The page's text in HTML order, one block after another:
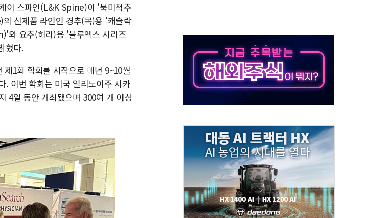
[코인시황] 비트코인 6만4000달러대 횡보…고래·ETF 매수에도 고유가·금리·입법 지연 '삼중 부담'
[베트남 증시] 유동성 부진 지속, 강보합 마감...석유·가스주 올랐지만 빈그룹이 상쇄
'찜통더위'에 전력수요 역대 최고치 경신…한낮 총수요 104.3GW 기록
후티 반군, 예멘 정부군과 사우디 동시 공격… 위기 고조되는 또 다른 중동 화약고
이 스파인(L&K Spine)이 '북미척추
신제품 라인인 경추(목)용 '캐슬락
요추(허리)용 '블루엑스 시리즈
혔다.
1회 학회를 시작으로 매년 9~10월
. 이번 학회는 미국 일리노이주 시카
4일 동안 개최됐으며 300여 개 이상